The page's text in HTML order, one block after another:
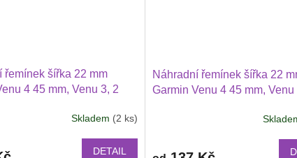
řemínek šířka 22 mm
4 45 mm, Venu 3, 2
47 mm a další s
přezkou v barvě řemínku
Skladem (2 ks)
DETAIL
Náhradní řemínek šířka 22
Garmin Venu 4 45 mm, Venu
42 PRO Xiaomi GTR 47 mm
řemínku 2203